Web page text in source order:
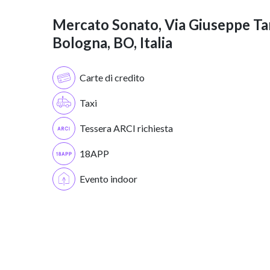
Mercato Sonato, Via Giuseppe
Bologna, BO, Italia
Carte di credito
Taxi
Tessera ARCI richiesta
18APP
Evento indoor